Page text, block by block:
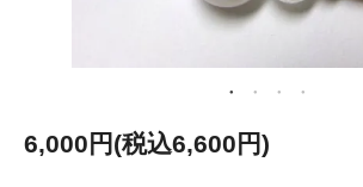
6,000円(税込6,600円)